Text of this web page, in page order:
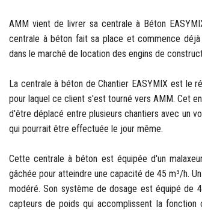
AMM vient de livrer sa centrale à Béton
centrale à béton fait sa place et commence
dans le marché de location des engins de
La centrale à béton de Chantier EASYMIX est le
pour laquel ce client s'est tourné vers AMM. Cet
d'être déplacé entre plusieurs chantiers avec un
qui pourrait être effectuée le jour même.
Cette centrale à béton est équipée d'un
gâchée pour atteindre une capacité de 45 m³/h.
modéré. Son système de dosage est équipé de
capteurs de poids qui accomplissent la